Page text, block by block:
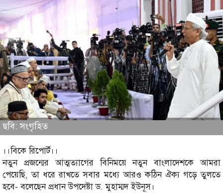
ছবি: সংগৃহিত
।।বিকে রিপোর্ট।।
নতুন প্রজন্মের আত্মত্যাগের বিনিময়ে নতুন বাংলাদেশকে আমরা
পেয়েছি, তা ধরে রাখতে সবার মধ্যে আরও কঠিন ঐক্য গড়ে তুলতে
হবে- বলেছেন প্রধান উপদেষ্টা ড. মুহাম্মদ ইউনূস।